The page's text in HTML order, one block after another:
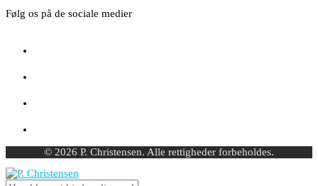
Følg os på de sociale medier
© 2026 P. Christensen. Alle rettigheder forbeholdes.